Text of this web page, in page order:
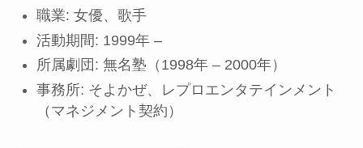
職業: 女優、歌手
活動期間: 1999年 –
所属劇団: 無名塾（1998年 – 2000年）
事務所: そよかぜ、レプロエンタテインメント
（マネジメント契約）